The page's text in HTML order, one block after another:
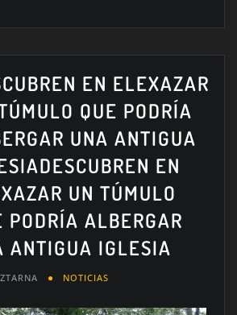
EN ELEXAZAR
QUE PODRÍA
UNA ANTIGUA
DESCUBREN EN
UN TÚMULO
PODRÍA ALBERGAR
ANTIGUA IGLESIA
NOTICIAS